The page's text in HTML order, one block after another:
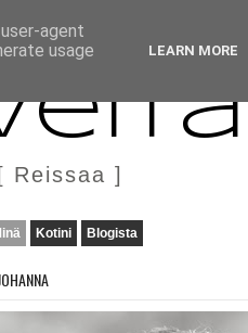
Reissaa ]
Kotini Blogista
agent
usage
LEARN MORE